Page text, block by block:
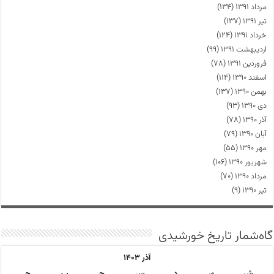
مرداد ۱۳۹۱
(۱۳۴)
تیر ۱۳۹۱
(۱۳۷)
خرداد ۱۳۹۱
(۱۲۴)
اردیبهشت ۱۳۹۱
(۹۹)
فروردین ۱۳۹۱
(۷۸)
اسفند ۱۳۹۰
(۱۱۴)
بهمن ۱۳۹۰
(۱۳۷)
دی ۱۳۹۰
(۹۳)
آذر ۱۳۹۰
(۷۸)
آبان ۱۳۹۰
(۷۹)
مهر ۱۳۹۰
(۵۵)
شهریور ۱۳۹۰
(۱۰۶)
مرداد ۱۳۹۰
(۷۰)
تیر ۱۳۹۰
(۹)
گاه‌شمار تاریخ خورشیدی
آذر ۱۴۰۳